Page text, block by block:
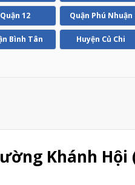
Quận 12 Quận Phú Nhuận
Bình Tân Huyện Củ Chi
Khánh Hội